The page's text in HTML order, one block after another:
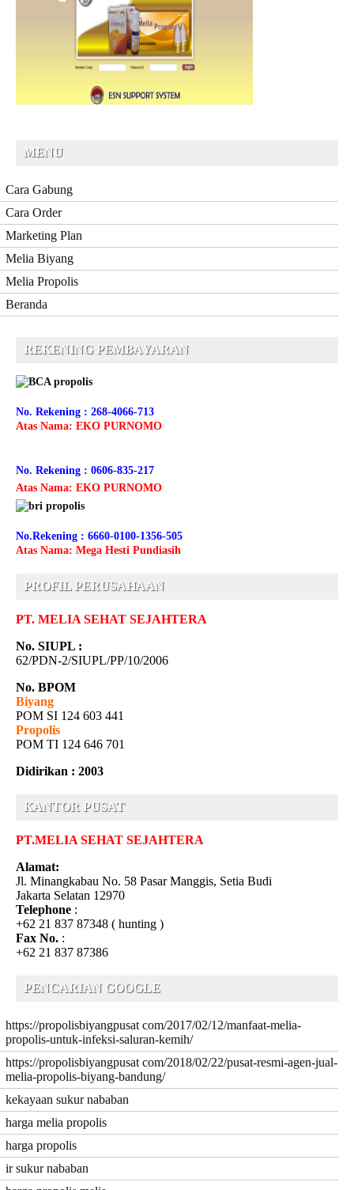
MENU
Cara Gabung
Cara Order
Marketing Plan
Melia Biyang
Melia Propolis
Beranda
REKENING PEMBAYARAN
No. Rekening : 268-4066-713
Atas Nama: EKO PURNOMO
No. Rekening : 0606-835-217
Atas Nama: EKO PURNOMO
No.Rekening : 6660-0100-1356-505
Atas Nama: Mega Hesti Pundiasih
PROFIL PERUSAHAAN
PT. MELIA SEHAT SEJAHTERA
No. SIUPL :
62/PDN-2/SIUPL/PP/10/2006
No. BPOM
Biyang
POM SI 124 603 441
Propolis
POM TI 124 646 701
Didirikan : 2003
KANTOR PUSAT
PT.MELIA SEHAT SEJAHTERA
Alamat:
Jl. Minangkabau No. 58 Pasar Manggis, Setia Budi
Jakarta Selatan 12970
Telephone :
+62 21 837 87348 ( hunting )
Fax No. :
+62 21 837 87386
PENCARIAN GOOGLE
https://propolisbiyangpusat com/2017/02/12/manfaat-melia-
propolis-untuk-infeksi-saluran-kemih/
https://propolisbiyangpusat com/2018/02/22/pusat-resmi-agen-jual-
melia-propolis-biyang-bandung/
kekayaan sukur nababan
harga melia propolis
harga propolis
ir sukur nababan